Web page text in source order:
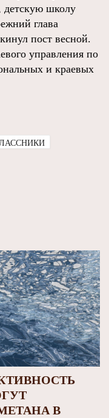
детскую школу
глава
пост весной.
управления по
и краевых
В